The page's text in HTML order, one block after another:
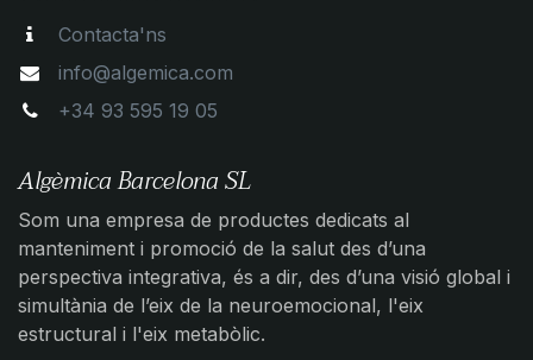
Contacta'ns
info@algemica.com
+34 93 595 19 05
Algèmica Barcelona SL
Som una empresa de productes dedicats al
manteniment i promoció de la salut des d’una
perspectiva integrativa, és a dir, des d’una visió global i
simultània de l’eix de la neuroemocional, l'eix
estructural i l'eix metabòlic.